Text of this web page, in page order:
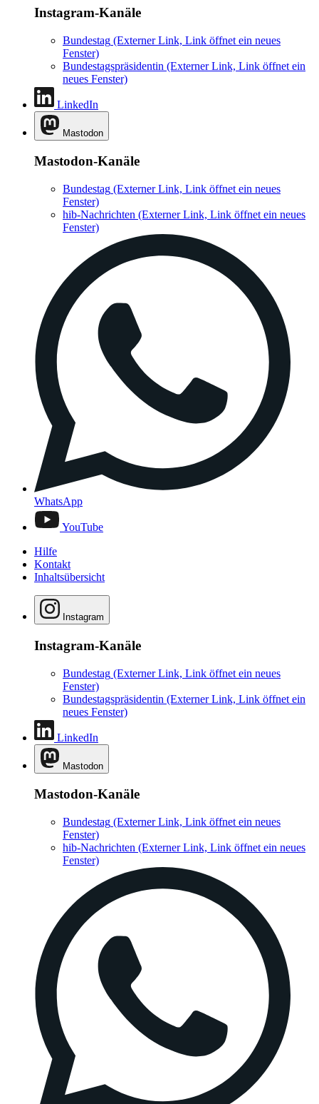
Instagram-Kanäle
Bundestag (Externer Link, Link öffnet ein neues
Fenster)
Bundestagspräsidentin (Externer Link, Link öffnet ein
neues Fenster)
LinkedIn
Mastodon
Mastodon-Kanäle
Bundestag (Externer Link, Link öffnet ein neues
Fenster)
hib-Nachrichten (Externer Link, Link öffnet ein neues
Fenster)
WhatsApp
YouTube
Hilfe
Kontakt
Inhaltsübersicht
Instagram
Instagram-Kanäle
Bundestag (Externer Link, Link öffnet ein neues
Fenster)
Bundestagspräsidentin (Externer Link, Link öffnet ein
neues Fenster)
LinkedIn
Mastodon
Mastodon-Kanäle
Bundestag (Externer Link, Link öffnet ein neues
Fenster)
hib-Nachrichten (Externer Link, Link öffnet ein neues
Fenster)